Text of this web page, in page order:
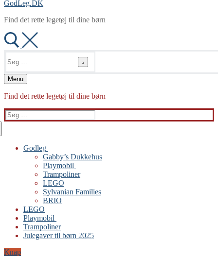
GodLeg.DK
Find det rette legetøj til dine børn
efter:
Menu
Find det rette legetøj til dine børn
Søg
efter:
Godleg
Gabby’s Dukkehus
Playmobil
Trampoliner
LEGO
Sylvanian Families
BRIO
LEGO
Playmobil
Trampoliner
Julegaver til børn 2025
Knap